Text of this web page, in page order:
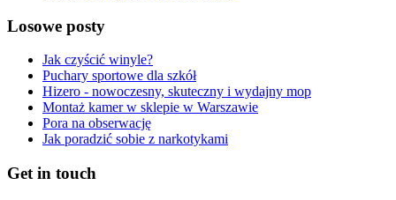
Losowe posty
Jak czyścić winyle?
Puchary sportowe dla szkół
Hizero - nowoczesny, skuteczny i wydajny mop
Montaż kamer w sklepie w Warszawie
Pora na obserwację
Jak poradzić sobie z narkotykami
Get in touch